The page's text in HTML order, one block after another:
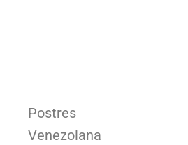
Postres
Venezolana